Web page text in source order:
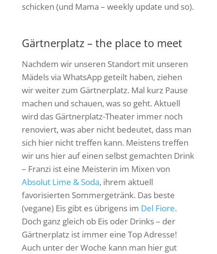
schicken (und Mama – weekly update und so).
Gärtnerplatz – the place to meet
Nachdem wir unseren Standort mit unseren
Mädels via WhatsApp geteilt haben, ziehen
wir weiter zum Gärtnerplatz. Mal kurz Pause
machen und schauen, was so geht. Aktuell
wird das Gärtnerplatz-Theater immer noch
renoviert, was aber nicht bedeutet, dass man
sich hier nicht treffen kann. Meistens treffen
wir uns hier auf einen selbst gemachten Drink
– Franzi ist eine Meisterin im Mixen von
Absolut Lime & Soda, ihrem aktuell
favorisierten Sommergetränk. Das beste
(vegane) Eis gibt es übrigens im Del Fiore.
Doch ganz gleich ob Eis oder Drinks – der
Gärtnerplatz ist immer eine Top Adresse!
Auch unter der Woche kann man hier gut